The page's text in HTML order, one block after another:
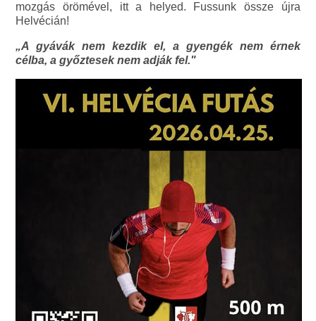
mozgás örömével, itt a helyed. Fussunk össze újra
Helvécián!
„A gyávák nem kezdik el, a gyengék nem érnek
célba, a győztesek nem adják fel."